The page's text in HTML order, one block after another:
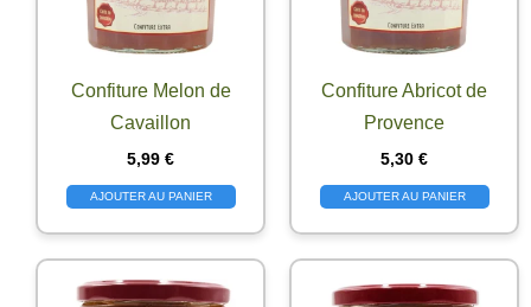
Confiture Melon de
Cavaillon
5,99 €
AJOUTER AU PANIER
Confiture Abricot de
Provence
5,30 €
AJOUTER AU PANIER